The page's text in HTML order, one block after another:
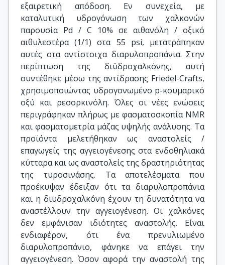
εξαιρετική απόδοση. Εν συνεχεία, με
καταλυτική υδρογόνωση των χαλκονών
παρουσία Pd / C 10% σε αιθανόλη / οξικό
αιθυλεστέρα (1/1) στα 55 psi, μετατράπηκαν
αυτές στα αντίστοιχα διαρυλοπροπάνια. Στην
περίπτωση της διϋδροχαλκόνης, αυτή
συντέθηκε μέσω της αντίδρασης Friedel-Crafts,
χρησιμοποιώντας υδρογονωμένο p-κουμαρικό
οξύ και ρεσορκινόλη. Όλες οι νέες ενώσεις
περιγράφηκαν πλήρως με φασματοσκοπία NMR
και φασματομετρία μάζας υψηλής ανάλυσης. Τα
προϊόντα μελετήθηκαν ως αναστολείς /
επαγωγείς της αγγειογένεσης στα ενδοθηλιακά
κύτταρα και ως αναστολείς της δραστηριότητας
της τυροσινάσης. Τα αποτελέσματα που
προέκυψαν έδειξαν ότι τα διαρυλοπροπάνια
και η διϋδροχαλκόνη έχουν τη δυνατότητα να
αναστέλλουν την αγγειογένεση. Οι χαλκόνες
δεν εμφάνισαν ιδιότητες αναστολής. Είναι
ενδιαφέρον, ότι ένα πρενυλιωμένο
διαρυλοπροπάνιο, φάνηκε να επάγει την
αγγειογένεση. Όσον αφορά την αναστολή της